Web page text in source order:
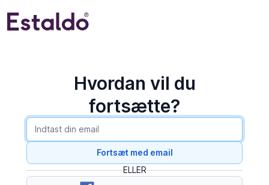
Hvordan vil du
fortsætte?
Fortsæt med email
ELLER